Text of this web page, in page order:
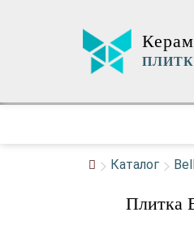
Каталог
Плитка